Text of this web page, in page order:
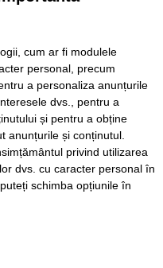
a fost găsită în mare
crească din nou până la
Cookie-urilor
cum ar fi modulele
personal, precum
a personaliza anunțurile
dvs., pentru a
și pentru a obține
anunțurile și conținutul.
privind utilizarea
dvs. cu caracter personal în
schimba opțiunile în